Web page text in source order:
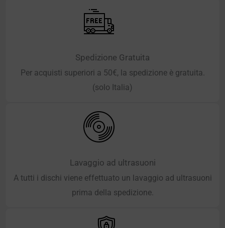
Spedizione Gratuita
Per acquisti superiori a 50€, la spedizione è gratuita.
(solo Italia)
Lavaggio ad ultrasuoni
A tutti i dischi viene effettuato un lavaggio ad ultrasuoni
prima della spedizione.